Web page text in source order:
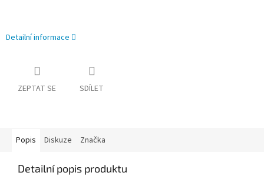
Detailní informace
ZEPTAT SE SDÍLET
Popis Diskuze Značka
Detailní popis produktu